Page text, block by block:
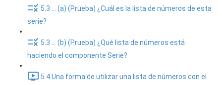
5.3 ... (a) (Prueba) ¿Cuál es la lista de números de esta
serie?
5.3 ... (b) (Prueba) ¿Qué lista de números está
haciendo el componente Serie?
5.4 Una forma de utilizar una lista de números con el